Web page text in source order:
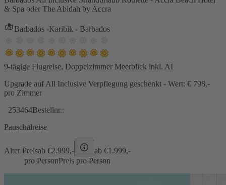
& Spa oder The Abidah by Accra
Barbados -Karibik - Barbados
9-tägige Flugreise, Doppelzimmer Meerblick inkl. AI
Upgrade auf All Inclusive Verpflegung geschenkt - Wert: € 798,-
pro Zimmer
253464Bestellnr.:
Pauschalreise
Alter Preisab €2.999,- ab €1.999,-
pro PersonPreis pro Person